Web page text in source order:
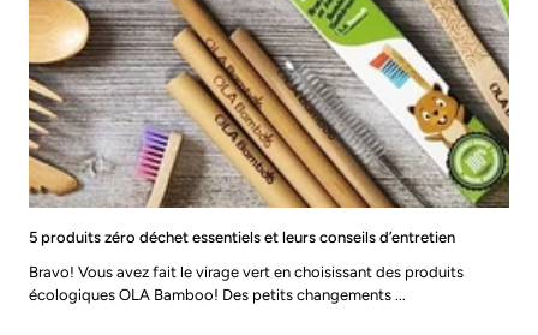
5 produits zéro déchet essentiels et leurs conseils d’entretien
Bravo! Vous avez fait le virage vert en choisissant des produits
écologiques OLA Bamboo! Des petits changements ...